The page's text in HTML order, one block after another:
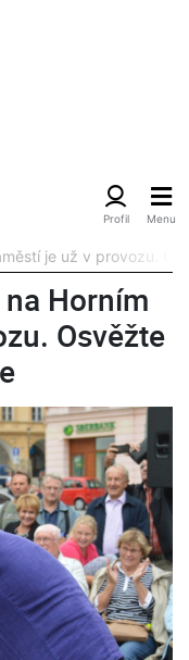
je už v provozu.
na Horním
Osvěžte